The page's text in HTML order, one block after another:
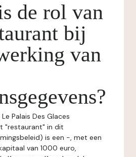
de rol van
bij
van
Palais Des Glaces
"restaurant" in dit
is een -, met een
van 1000 euro,